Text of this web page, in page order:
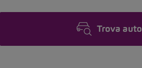
Trova auto